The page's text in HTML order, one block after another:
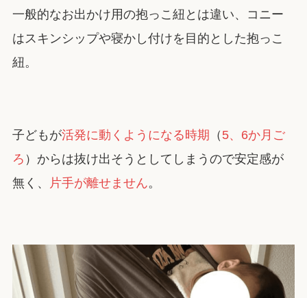
一般的なお出かけ用の抱っこ紐とは違い、コニー
はスキンシップや寝かし付けを目的とした抱っこ
紐。
子どもが活発に動くようになる時期 （ 5、6か月ご
ろ ）からは抜け出そうとしてしまうので安定感が
無く、
片手が離せません。